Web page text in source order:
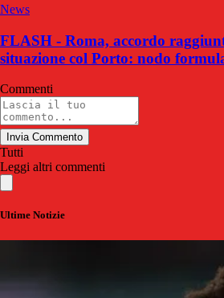
News
FLASH - Roma, accordo
situazione col Porto: nodo
Commenti
Invia Commento
Tutti
Leggi altri commenti
Ultime Notizie